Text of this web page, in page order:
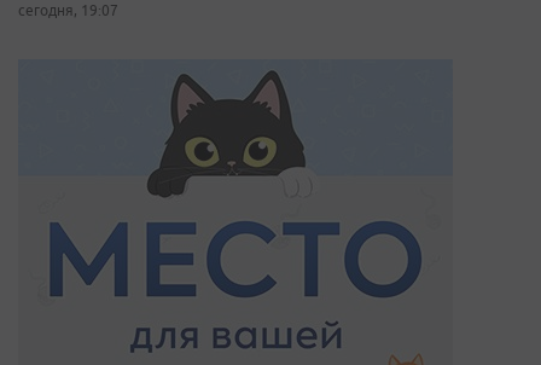
сегодня, 19:07